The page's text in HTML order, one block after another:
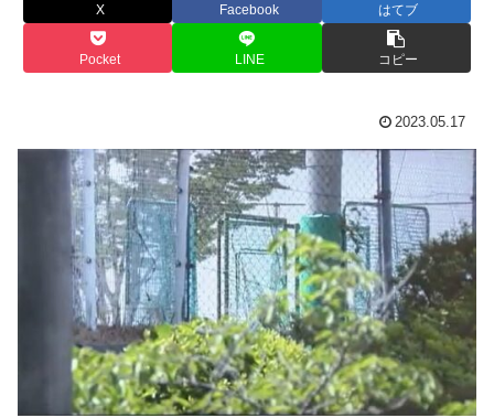
X Facebook はてブ
Pocket LINE コピー
2023.05.17